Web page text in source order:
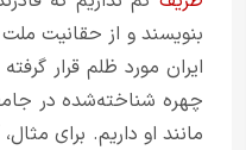
بنویسند و از حقانیت
ایران مورد ظلم قرار
چهره شناخته‌شده در
مانند او داریم. برای